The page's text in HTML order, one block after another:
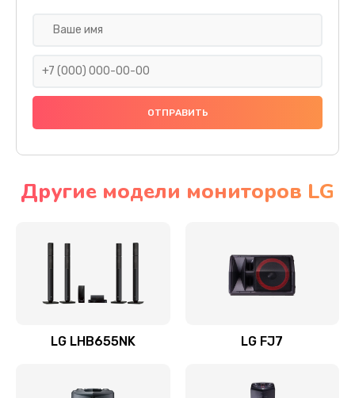
Ремонт платы электроники
Прошивка
Ремонт / замена кнопок, клавиш, индикаторов,
Другие модели мониторов LG
LG LHB655NK LG FJ7